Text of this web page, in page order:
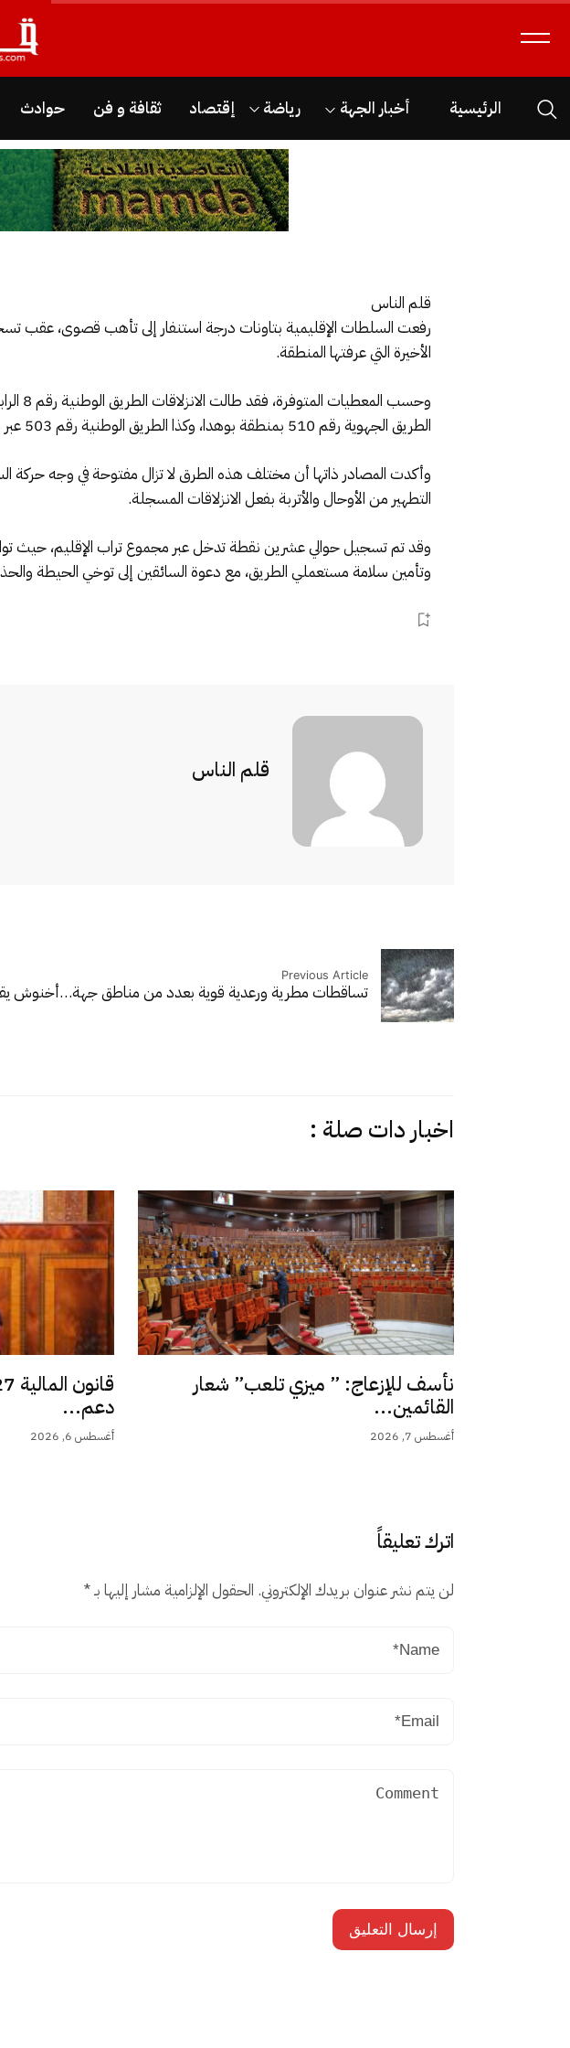
الرئيسية أخبار الجهة رياضة إقتصاد ثقافة و فن حوادث
قلم الناس
رفعت السلطات الإقليمية بتاونات درجة استنفار إلى تأهب قصوى، عقب
الأخيرة التي عرفتها المنطقة.
الطريق الجهوية رقم 510 بمنطقة بوهدا، وكذا الطريق الوطنية رقم 503 عبر بوعادل.
التطهير من الأوحال والأتربة بفعل الانزلاقات المسجلة.
وقد تم تسجيل حوالي عشرين نقطة تدخل عبر مجموع تراب الإقليم، حيث
وتأمين سلامة مستعملي الطريق، مع دعوة السائقين إلى توخي الحيطة
قلم الناس
Previous Article
تساقطات مطرية ورعدية قوية بعدد من مناطق جهة…أخنوش
اخبار دات صلة :
نأسف للإزعاج: ” ميزي تلعب” شعار
القائمين...
أغسطس 7, 2026
دعم...
أغسطس 6, 2026
اترك تعليقاً
لن يتم نشر عنوان بريدك الإلكتروني. الحقول الإلزامية مشار إليها بـ*